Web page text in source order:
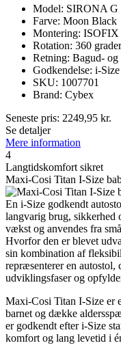
Model: SIRONA G
Farve: Moon Black
Montering: ISOFIX
Rotation: 360 grader
Retning: Bagud-
Godkendelse: i-
SKU: 1007701
Brand: Cybex
Seneste pris: 2249,95 kr.
Se detaljer
Mere information
4
Langtidskomfort sikret
Maxi-Cosi Titan I-Size
En i-Size godkendt
langvarig brug, sikkerhed
vækst og anvendes fra
Hvorfor den er blevet
sin kombination af
repræsenterer en autostol,
udviklingsfaser og
Maxi-Cosi Titan I-Size er
barnet og dække
er godkendt efter i-Size
komfort og lang levetid i